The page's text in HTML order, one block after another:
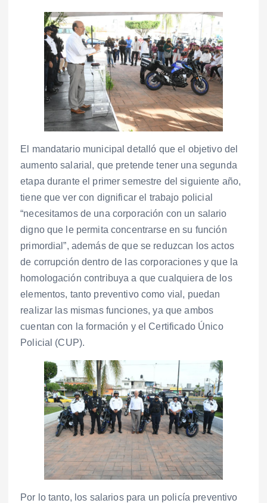
El mandatario municipal detalló que el objetivo del
aumento salarial, que pretende tener una segunda
etapa durante el primer semestre del siguiente año,
tiene que ver con dignificar el trabajo policial
“necesitamos de una corporación con un salario
digno que le permita concentrarse en su función
primordial”, además de que se reduzcan los actos
de corrupción dentro de las corporaciones y que la
homologación contribuya a que cualquiera de los
elementos, tanto preventivo como vial, puedan
realizar las mismas funciones, ya que ambos
cuentan con la formación y el Certificado Único
Policial (CUP).
Por lo tanto, los salarios para un policía preventivo